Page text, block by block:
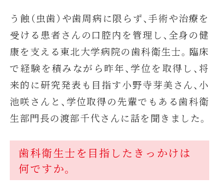
う蝕（虫歯）や歯周病に限らず、手術や治療を
受ける患者さんの口腔内を管理し、全身の健
康を支える東北大学病院の歯科衛生士。臨床
で経験を積みながら昨年、学位を取得し、将
来的に研究発表も目指す小野寺芽美さん、小
池咲さんと、学位取得の先輩でもある歯科衛
生部門長の渡部千代さんに話を聞きました。
歯科衛生士を目指したきっかけは
何ですか。